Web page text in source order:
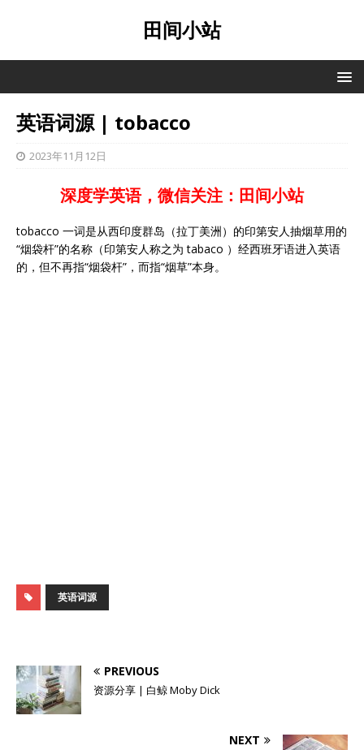
田间小站
英语词源 | tobacco
2023年11月12日
深度学英语，微信关注：田间小站
tobacco 一词是从西印度群岛（拉丁美洲）的印第安人抽烟草用的
“烟袋杆”的名称（印第安人称之为 tabaco ）经西班牙语进入英语
的，但不再指“烟袋杆”，而指“烟草”本身。
英语词源
PREVIOUS
资源分享 | 白鲸 Moby Dick
NEXT